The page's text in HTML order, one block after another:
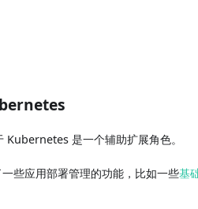
是一个辅助扩展角色。
些应用部署管理的功能，比如一些基